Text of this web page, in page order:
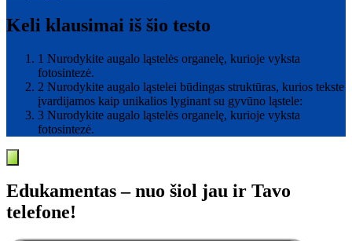
Keli klausimai iš šio testo
1 Nurodykite augalo ląstelės organelę, kurioje vyksta
fotosintezė.
2 Nurodykite augalo ląstelei būdingas struktūras, kurios tekste
įvardijamos kaip unikalios lyginant su gyvūno ląstele:
3 Nurodykite augalo ląstelės organelę, kurioje vyksta
fotosintezė.
Edukamentas – nuo šiol jau ir Tavo
telefone!